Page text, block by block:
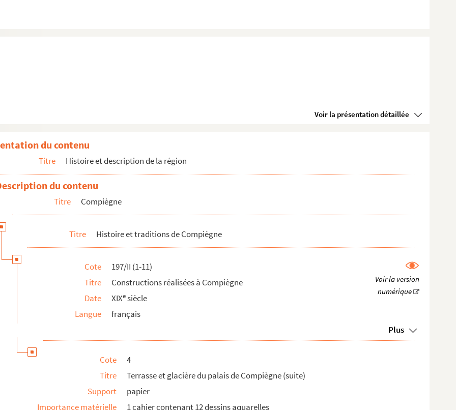
Voir la présentation détaillée
Charpentier, Paris, Piget, 1647
1
et 1832.
(suite)
2)
(emplacement des anciens remparts).
de la Bigne.
M. de Seroux (aujourd'hui Musée Vivenel).
Compiègne
du contenu
Titre Histoire et description de la région
du contenu
Titre Compiègne
Titre Histoire et traditions de Compiègne
Cote
197/II (1-11)
Titre
Constructions réalisées à Compiègne
Date
XIXesiècle
Langue
français
Plus
Cote
4
Titre
Terrasse et glacière du palais de Compiègne (suite)
Support
papier
Importance matérielle
1 cahier contenant 12 dessins aquarelles